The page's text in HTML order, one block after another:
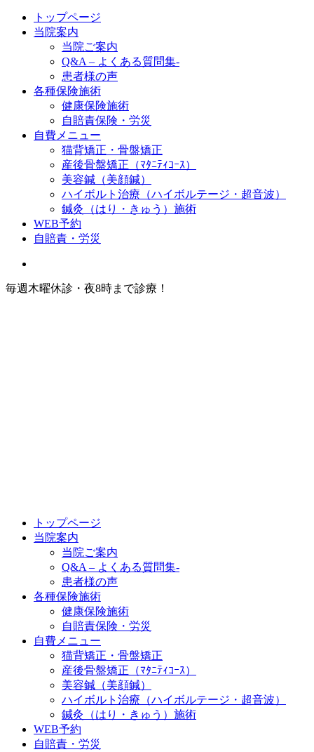
トップページ
当院案内
当院ご案内
Q&A – よくある質問集-
患者様の声
各種保険施術
健康保険施術
自賠責保険・労災
自費メニュー
猫背矯正・骨盤矯正
産後骨盤矯正（ﾏﾀﾆﾃｨｺｰｽ）
美容鍼（美顔鍼）
ハイボルト治療（ハイボルテージ・超音波）
鍼灸（はり・きゅう）施術
WEB予約
自賠責・労災
毎週木曜休診・夜8時まで診療！
トップページ
当院案内
当院ご案内
Q&A – よくある質問集-
患者様の声
各種保険施術
健康保険施術
自賠責保険・労災
自費メニュー
猫背矯正・骨盤矯正
産後骨盤矯正（ﾏﾀﾆﾃｨｺｰｽ）
美容鍼（美顔鍼）
ハイボルト治療（ハイボルテージ・超音波）
鍼灸（はり・きゅう）施術
WEB予約
自賠責・労災